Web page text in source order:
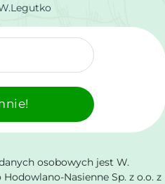
osobowych jest W.
Nasienne Sp. z o.o. z